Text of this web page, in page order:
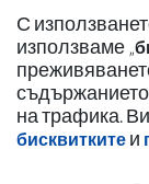
С
използваме „
на трафика.
бисквитките и